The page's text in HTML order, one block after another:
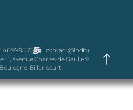
contact@lndb.eu
: 1, avenue Charles de Gaulle 92100
Boulogne-Billancourt